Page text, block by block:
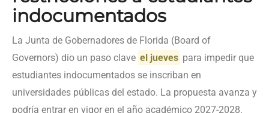
indocumentados
La Junta de Gobernadores de Florida (Board of
Governors) dio un paso clave el jueves para impedir que
estudiantes indocumentados se inscriban en
universidades públicas del estado. La propuesta avanza y
podría entrar en vigor en el año académico 2027-2028.